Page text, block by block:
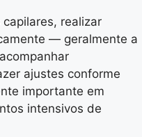
realizar
— geralmente a
ajustes conforme
importante em
intensivos de